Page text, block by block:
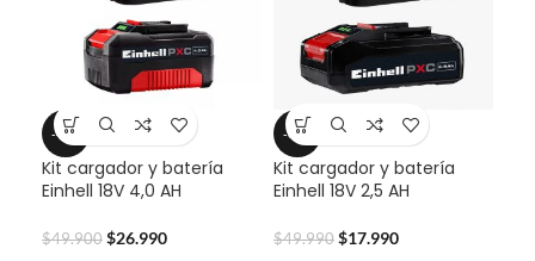
-46%
Kit cargador y batería
Einhell 18V 4,0 AH
$49.900 $26.990
-64%
Kit cargador y batería
Einhell 18V 2,5 AH
$49.990 $17.990